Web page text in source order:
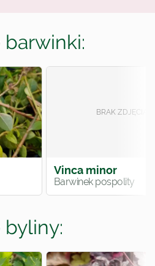
barwinki:
Vinca minor
Barwinek pospolity
byliny: